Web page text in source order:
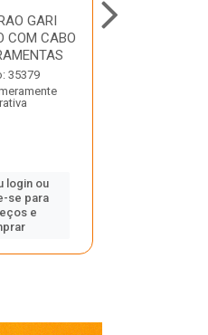
GARI
COM CABO
35379
login ou
se para
e